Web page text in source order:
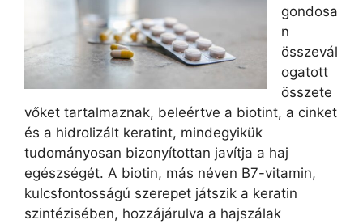
gondosa
n
összevál
ogatott
összete
vőket tartalmaznak, beleértve a biotint, a cinket
és a hidrolizált keratint, mindegyikük
tudományosan bizonyítottan javítja a haj
egészségét. A biotin, más néven B7-vitamin,
kulcsfontosságú szerepet játszik a keratin
szintézisében, hozzájárulva a hajszálak